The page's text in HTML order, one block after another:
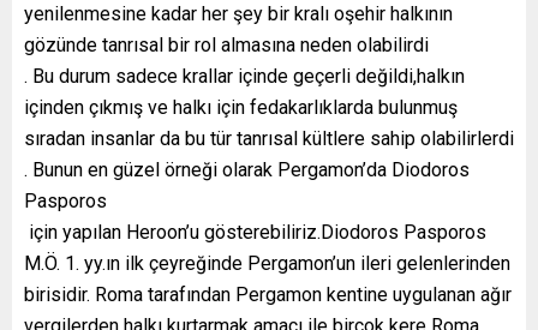
yenilenmesine kadar her şey bir kralı oşehir halkının
gözünde tanrısal bir rol almasına neden olabilirdi
. Bu durum sadece krallar içinde geçerli değildi,halkın
içinden çıkmış ve halkı için fedakarlıklarda bulunmuş
sıradan insanlar da bu tür tanrısal kültlere sahip olabilirlerdi
. Bunun en güzel örneği olarak Pergamon’da Diodoros
Pasporos
için yapılan Heroon’u gösterebiliriz.Diodoros Pasporos
M.Ö. 1. yy.ın ilk çeyreğinde Pergamon’un ileri gelenlerinden
birisidir. Roma tarafından Pergamon kentine uygulanan ağır
vergilerden halkı kurtarmak amacı ile birçok kere Roma